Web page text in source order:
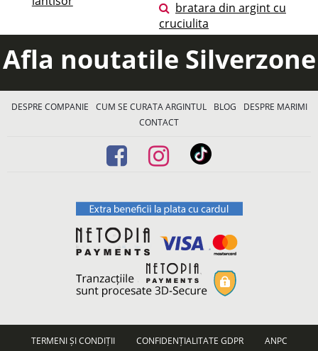
bratara din argint cu
cruciulita
Afla noutatile Silverzone
DESPRE COMPANIE CUM SE CURATA ARGINTUL BLOG
DESPRE MARIMI
CONTACT
TERMENI ȘI CONDIȚII CONFIDENȚIALITATE GDPR
ANPC